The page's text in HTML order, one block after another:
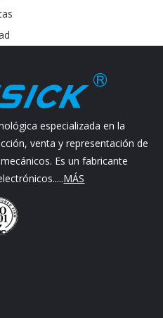
especializada en la
venta y representación de
Es un fabricante
MÁS